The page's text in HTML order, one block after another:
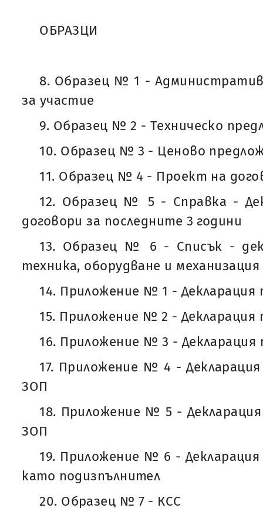
ОБРАЗЦИ
8. Образец № 1 -
за участие
9. Образец № 2 - Техническо
10. Образец № 3 - Ценово
11. Образец № 4 - Проект на
12. Образец № 5 - Справка -
договори за последните 3 години
13. Образец № 6 - Списък -
техника, оборудване и механизация
14. Приложение № 1 - Декларация
15. Приложение № 2 - Декларация
16. Приложение № 3 - Декларация
17. Приложение № 4 -
ЗОП
18. Приложение № 5 -
ЗОП
19. Приложение № 6 - Декларация
като подизпълнител
20. Образец № 7 - КСС